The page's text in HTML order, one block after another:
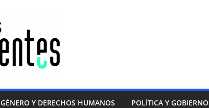
GÉNERO Y DERECHOS HUMANOS POLÍTICA Y GOBIERNO